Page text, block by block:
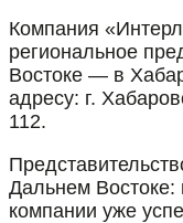
Компания
региональное
Востоке — в
адресу: г.
112.
Дальнем
компании уже